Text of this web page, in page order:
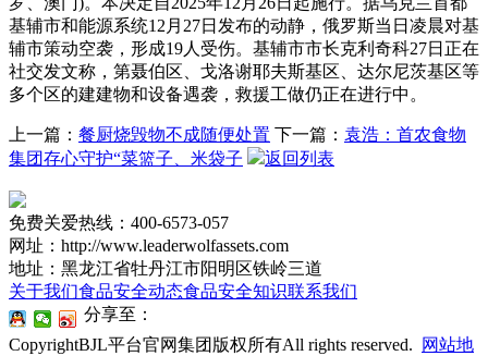
基辅市和能源系统12月27日发布的动静，俄罗斯当日凌晨对基
辅市策动空袭，形成19人受伤。基辅市市长克利奇科27日正在
社交发文称，第聂伯区、戈洛谢耶夫斯基区、达尔尼茨基区等
多个区的建建物和设备遇袭，救援工做仍正在进行中。
上一篇： 餐厨烧毁物不成随便处置 下一篇： 袁浩：首农食物
集团存心守护“菜篮子、米袋子
返回列表
免费关爱热线：400-6573-057
网址：http://www.leaderwolfassets.com
地址：黑龙江省牡丹江市阳明区铁岭三道
关于我们食品安全动态食品安全知识联系我们
分享至：
CopyrightBJL平台官网集团版权所有All rights reserved.
网站地